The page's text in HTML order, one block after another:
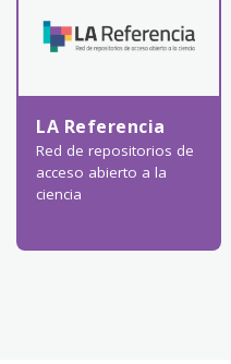
LA Referencia
Red de repositorios de
acceso abierto a la
ciencia